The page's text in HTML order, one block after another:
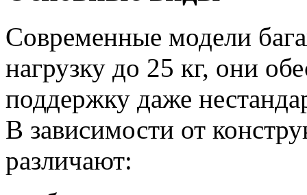
Современные модели
нагрузку до 25 кг, они
поддержку даже
В зависимости от
различают: